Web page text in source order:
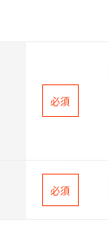
必須
必須